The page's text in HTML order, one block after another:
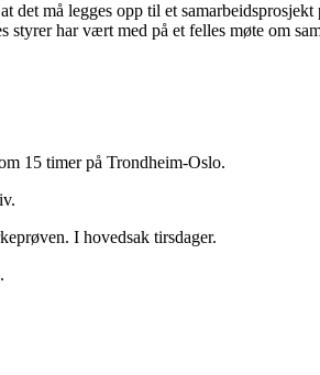
det må legges opp til et
har vært med på et felles møte om
15 timer på Trondheim-Oslo.
I hovedsak tirsdager.